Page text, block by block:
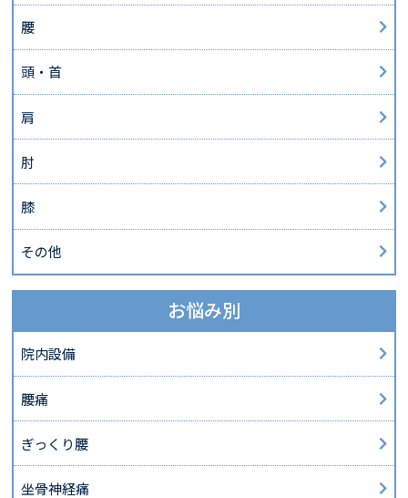
腰
頭・首
肩
肘
膝
その他
お悩み別
院内設備
腰痛
ぎっくり腰
坐骨神経痛